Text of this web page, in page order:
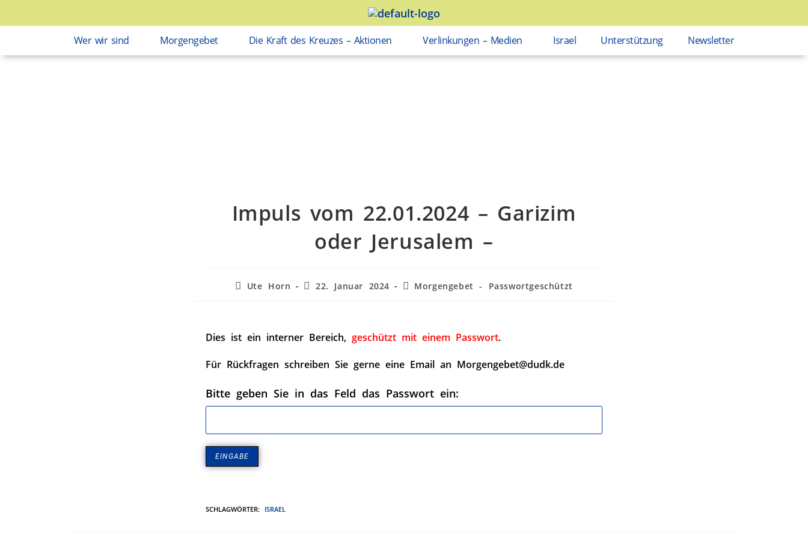
Wer wir sind Morgengebet Die Kraft des Kreuzes – Aktionen Verlinkungen – Medien Israel Unterstützung Newsletter
Impuls vom 22.01.2024 – Garizim
oder Jerusalem –
Ute Horn 22. Januar 2024 Morgengebet - Passwortgeschützt
Dies ist ein interner Bereich, geschützt mit einem Passwort.
Für Rückfragen schreiben Sie gerne eine Email an Morgengebet@dudk.de
Bitte geben Sie in das Feld das Passwort ein:
SCHLAGWÖRTER: ISRAEL